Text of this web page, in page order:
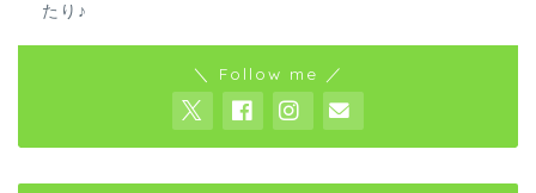
たり♪
＼ Follow me ／